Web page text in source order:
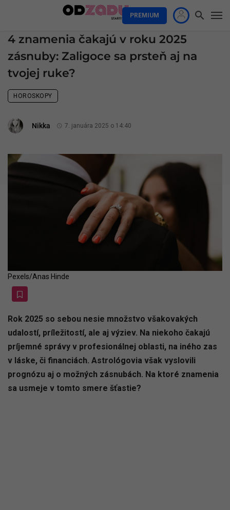
PREMIUM
4 znamenia čakajú v roku 2025
zásnuby: Zaligoce sa prsteň aj na
tvojej ruke?
HOROSKOPY
Nikka 7. januára 2025 o 14:40
Pexels/Anas Hinde
Rok 2025 so sebou nesie množstvo všakovakých
udalostí, príležitostí, ale aj výziev. Na niekoho čakajú
príjemné správy v profesionálnej oblasti, na iného zas
v láske, či financiách. Astrológovia však vyslovili
prognózu aj o možných zásnubách. Na ktoré znamenia
sa usmeje v tomto smere šťastie?